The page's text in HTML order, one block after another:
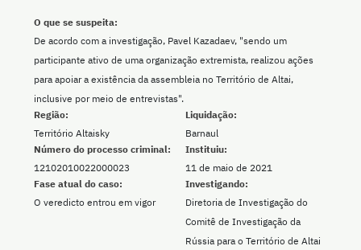
Região:
Território Altaisky
Liquidação:
Barnaul
O que se suspeita:
De acordo com a investigação, Pavel Kazadaev, "sendo um
participante ativo de uma organização extremista, realizou ações
para apoiar a existência da assembleia no Território de Altai,
inclusive por meio de entrevistas".
Número do processo criminal:
12102010022000023
Instituiu:
11 de maio de 2021
Fase atual do caso:
O veredicto entrou em vigor
Investigando:
Diretoria de Investigação do
Comitê de Investigação da
Rússia para o Território de Altai